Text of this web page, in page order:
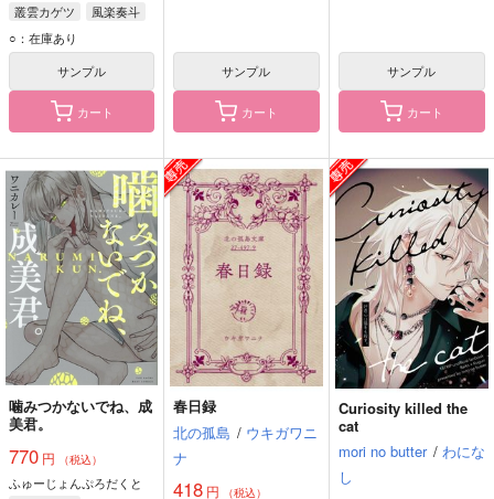
叢雲カゲツ
風楽奏斗
エクス・アルビオ
○：在庫あり
サンプル
カート
サンプル
カート
サンプル
カート
噛みつかないでね、成
美君。
770 円 （税込）
ふゅーじょんぷろだくと
春日録
北の孤島 / ウキガワニ
ナ
418 円 （税込）
Curiosity killed the
cat
mori no butter / わにな
し